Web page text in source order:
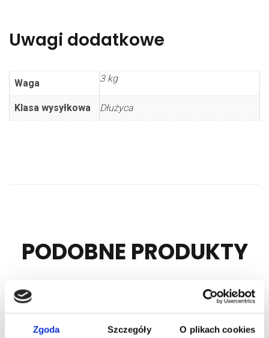
Zgoda Szczegóły O plikach cookies
Uwagi dodatkowe
Waga 3 kg
Klasa wysyłkowa Dłużyca
PODOBNE PRODUKTY